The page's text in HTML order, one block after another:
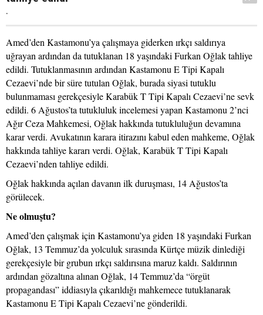
.
Amed’den Kastamonu’ya çalışmaya giderken ırkçı saldırıya
uğrayan ardından da tutuklanan 18 yaşındaki Furkan Oğlak tahliye
edildi. Tutuklanmasının ardından Kastamonu E Tipi Kapalı
Cezaevi’nde bir süre tutulan Oğlak, burada siyasi tutuklu
bulunmaması gerekçesiyle Karabük T Tipi Kapalı Cezaevi’ne sevk
edildi. 6 Ağustos’ta tutukluluk incelemesi yapan Kastamonu 2’nci
Ağır Ceza Mahkemesi, Oğlak hakkında tutukluluğun devamına
karar verdi. Avukatının karara itirazını kabul eden mahkeme, Oğlak
hakkında tahliye kararı verdi. Oğlak, Karabük T Tipi Kapalı
Cezaevi’nden tahliye edildi.
Oğlak hakkında açılan davanın ilk duruşması, 14 Ağustos’ta
görülecek.
Ne olmuştu?
Amed’den çalışmak için Kastamonu’ya giden 18 yaşındaki Furkan
Oğlak, 13 Temmuz’da yolculuk sırasında Kürtçe müzik dinlediği
gerekçesiyle bir grubun ırkçı saldırısına maruz kaldı. Saldırının
ardından gözaltına alınan Oğlak, 14 Temmuz’da “örgüt
propagandası” iddiasıyla çıkarıldığı mahkemece tutuklanarak
Kastamonu E Tipi Kapalı Cezaevi’ne gönderildi.